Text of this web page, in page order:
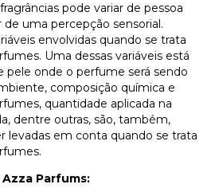
pode variar de pessoa
de uma percepção sensorial.
envolvidas quando se trata
Uma dessas variáveis está
pele onde o perfume será sendo
composição química e
quantidade aplicada na
dentre outras, são, também,
levadas em conta quando se trata
Parfums: